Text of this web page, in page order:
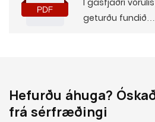
geturðu fundið
munu hjálpa þér
Hefurðu áhuga?
frá sérfræðingi